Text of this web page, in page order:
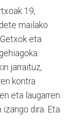
19,
mailako
eta
jarraituz,
kontra
eta laugarren
dira. Eta